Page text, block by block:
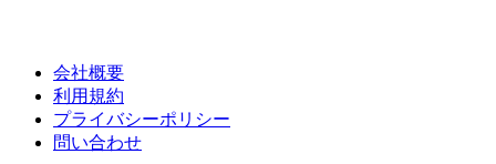
会社概要
利用規約
プライバシーポリシー
問い合わせ